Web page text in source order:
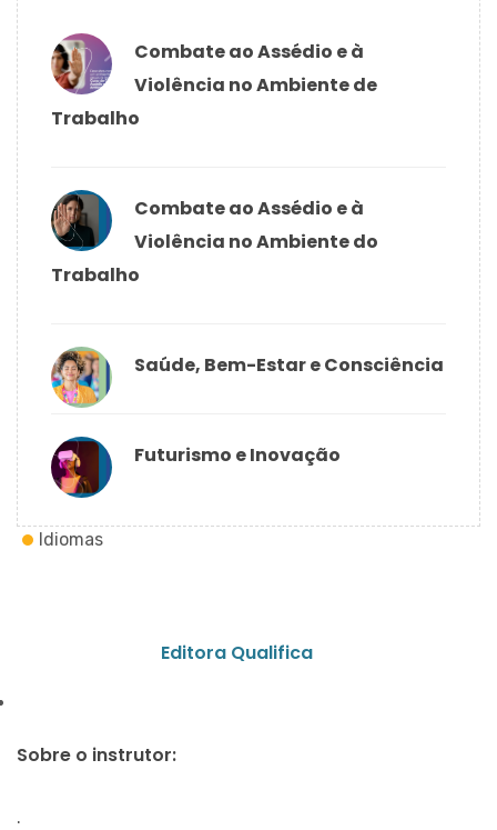
Combate ao Assédio e à
Violência no Ambiente de
Trabalho
Combate ao Assédio e à
Violência no Ambiente do
Trabalho
Saúde, Bem-Estar e Consciência
Futurismo e Inovação
Idiomas
Editora Qualifica
Sobre o instrutor:
.